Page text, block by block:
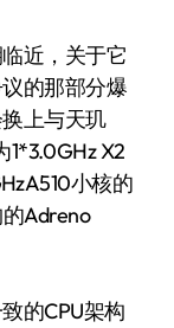
近，关于它
的那部分爆
上与天玑
X2
小核的
Adreno
的CPU架构